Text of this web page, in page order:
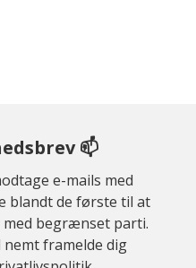
📫
e-mails med
blandt de første til at
begrænset parti.
framelde dig